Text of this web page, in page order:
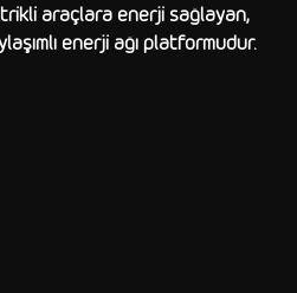
araçlara enerji sağlayan,
enerji ağı platformudur.